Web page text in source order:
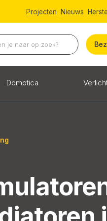
Projecten Nieuws
Domotica